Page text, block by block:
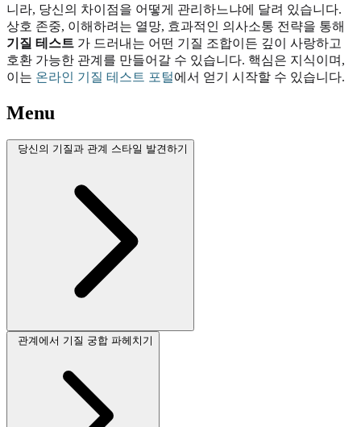
니라, 당신의 차이점을 어떻게 관리하느냐에 달려 있습니다.
상호 존중, 이해하려는 열망, 효과적인 의사소통 전략을 통해
기질 테스트 가 드러내는 어떤 기질 조합이든 깊이 사랑하고
호환 가능한 관계를 만들어갈 수 있습니다. 핵심은 지식이며,
이는 온라인 기질 테스트 포털에서 얻기 시작할 수 있습니다.
Menu
당신의 기질과 관계 스타일 발견하기
관계에서 기질 궁합 파헤치기